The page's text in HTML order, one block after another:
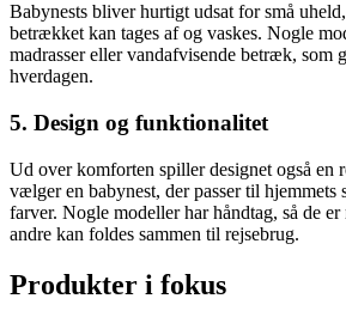
Babynests bliver hurtigt udsat for små
betrækket kan tages af og vaskes. Nogle
madrasser eller vandafvisende betræk, som
hverdagen.
5. Design og funktionalitet
Ud over komforten spiller designet også
vælger en babynest, der passer til hjemmets
farver. Nogle modeller har håndtag, så de
andre kan foldes sammen til rejsebrug.
Produkter i fokus